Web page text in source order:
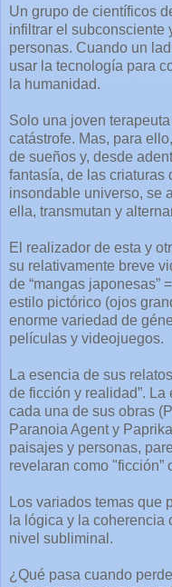
Un grupo de científicos
infiltrar el subconsciente
personas. Cuando un
usar la tecnología para
la humanidad.
Solo una joven
catástrofe. Mas, para
de sueños y, desde
fantasía, de las criaturas
insondable universo, se
ella, transmutan y
El realizador de esta y
su relativamente breve
de “mangas japonesas”
estilo pictórico (ojos
enorme variedad de
películas y videojuegos.
La esencia de sus
de ficción y realidad”.
cada una de sus obras
Paranoia Agent y
paisajes y personas,
revelaran como "ficción”
Los variados temas que
la lógica y la coherencia
nivel subliminal.
¿Qué pasa cuando